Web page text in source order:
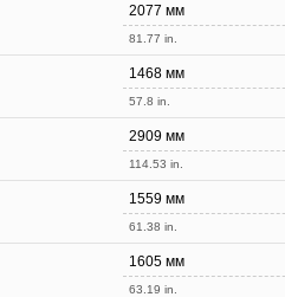
2077 мм
81.77 in.
1468 мм
57.8 in.
2909 мм
114.53 in.
1559 мм
61.38 in.
1605 мм
63.19 in.